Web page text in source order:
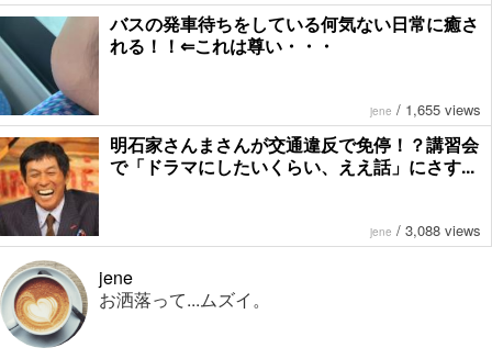
バスの発車待ちをしている何気ない日常に癒さ
れる！！⇐これは尊い・・・
jene / 1,655 views
明石家さんまさんが交通違反で免停！？講習会
で「ドラマにしたいくらい、ええ話」にさす...
jene / 3,088 views
jene
お洒落って...ムズイ。